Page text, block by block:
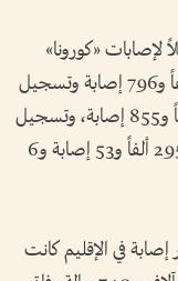
لإصابات «كورونا»
المستجد في الإقليم كانت في إيران بواقع 367 ألفاً و796 إصابة وتسجيل
21 ألف حالة وفاة، يليها السعودية بواقع 311 ألفاً و855 إصابة، وتسجيل
3 آلاف و785 حالة وفاة، ثم باكستان بتسجيل 295 ألفاً و53 إصابة و6
في الإقليم كانت